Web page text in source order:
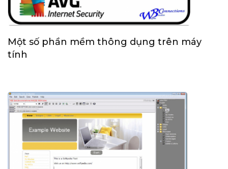
Một số phần mềm thông dụng trên máy
tính